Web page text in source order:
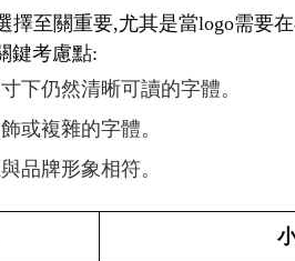
擇至關重要,尤其是當logo需要
鍵考慮點:
下仍然清晰可讀的字體。
或複雜的字體。
品牌形象相符。